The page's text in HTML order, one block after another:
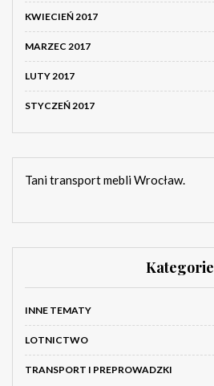
KWIECIEŃ 2017
MARZEC 2017
LUTY 2017
STYCZEŃ 2017
Tani transport mebli Wrocław.
Kategorie
INNE TEMATY
LOTNICTWO
TRANSPORT I PREPROWADZKI